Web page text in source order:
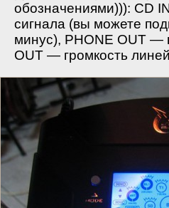
обозначениями))): CD
сигнала (вы можете
минус), PHONE OUT —
OUT — громкость